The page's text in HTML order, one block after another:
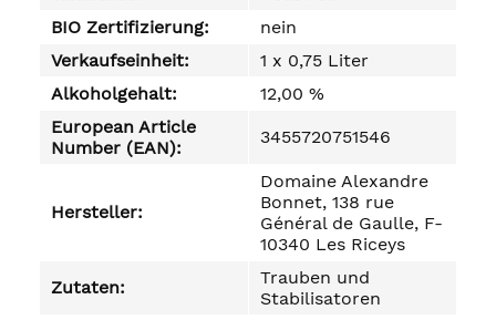
BIO Zertifizierung:
nein
Verkaufseinheit:
1 x 0,75 Liter
Alkoholgehalt:
12,00 %
European Article
Number (EAN):
3455720751546
Hersteller:
Domaine Alexandre
Bonnet, 138 rue
Général de Gaulle, F-
10340 Les Riceys
Zutaten:
Trauben und
Stabilisatoren